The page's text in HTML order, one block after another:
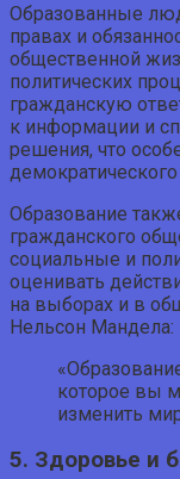
Образованные
правах и
общественной
политических
гражданскую
к информации и
решения, что
Образование
гражданского
социальные и
оценивать
на выборах и в
Нельсон Мандела:
которое вы
изменить
5. Здоровье и